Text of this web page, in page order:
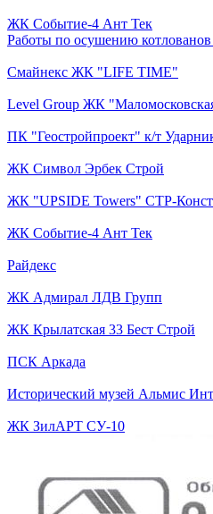
ЖК Событие-4 Ант Тек
Работы по осушению
Смайнекс ЖК "LIFE TIME"
Level Group ЖК
ПК "Геостройпроект" к/т
ЖК Символ Эрбек Строй
ЖК "UPSIDE Towers" СТР-
ЖК Событие-4 Ант Тек
Райдекс
ЖК Адмирал ЛДВ Групп
ЖК Крылатская 33 Бест Строй
ПСК Аркада
Исторический музей Альмис
ЖК ЗилАРТ СУ-10